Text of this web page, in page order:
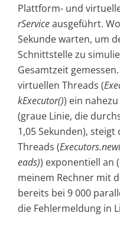
Plattform- und
rServiceausgeführt.
Sekunde warten, um
Schnittstelle zu
Gesamtzeit
virtuellen Threads (
kExecutor()) ein
(graue Linie, die
1,05 Sekunden),
Threads (
eads)) exponentiell an
meinem Rechner mit
bereits bei 9 000
die Fehlermeldung in